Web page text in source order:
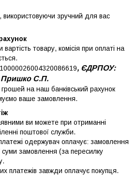
зручний для вас
вартість товару, комісія при оплаті на
, ЄДРПОУ:
С.П.
на наш банківський рахунок
ваше замовлення.
ви можете при отриманні
поштової служби.
одержувач оплачує: замовлення
суми замовлення (за пересилку
платежів завжди оплачує покупця.